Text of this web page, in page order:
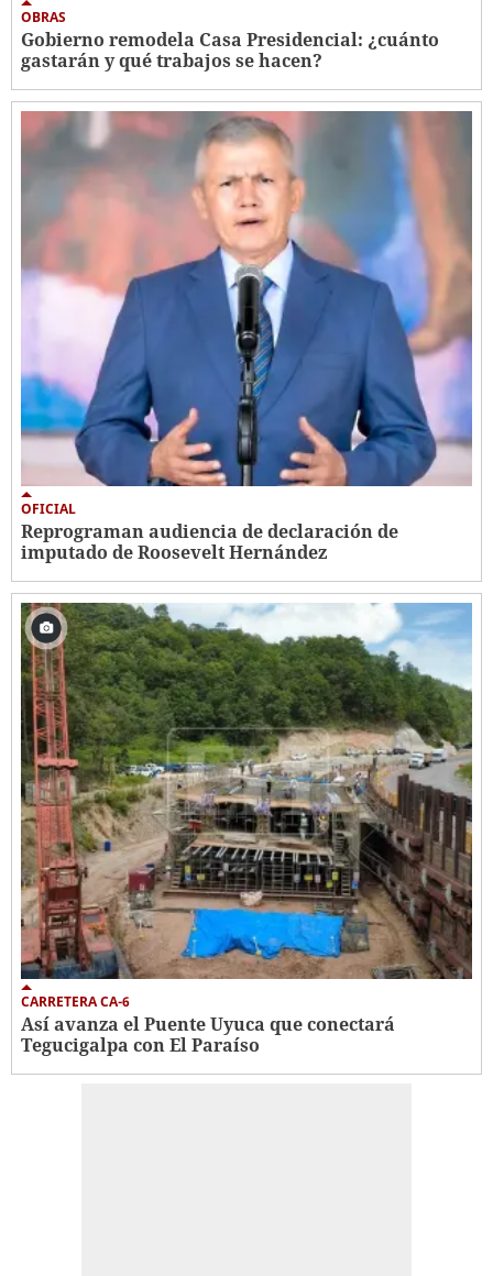
OBRAS
Gobierno remodela Casa Presidencial: ¿cuánto
gastarán y qué trabajos se hacen?
OFICIAL
Reprograman audiencia de declaración de
imputado de Roosevelt Hernández
CARRETERA CA-6
Así avanza el Puente Uyuca que conectará
Tegucigalpa con El Paraíso